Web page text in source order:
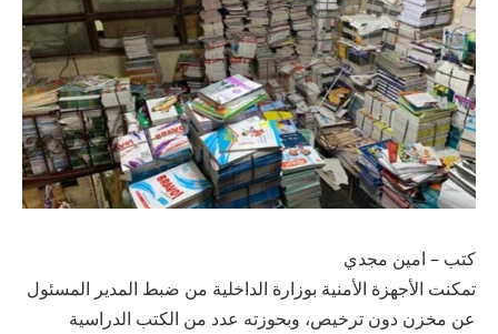
كتب – امين مجدي
تمكنت الأجهزة الأمنية بوزارة الداخلية من ضبط المدير المسئول
عن مخزن دون ترخيص، وبحوزته عدد من الكتب الدراسية